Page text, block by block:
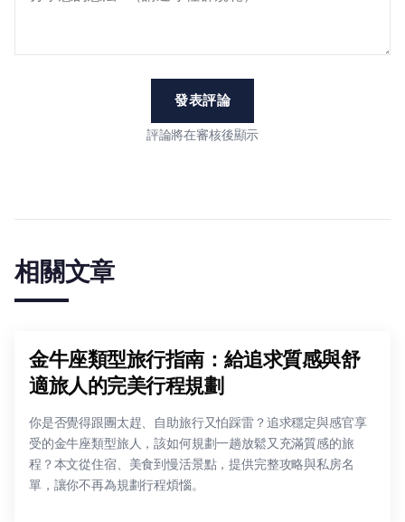
發表評論
評論將在審核後顯示
相關文章
金牛座類型旅行指南：給追求質感與舒
適旅人的完美行程規劃
你是否覺得跟團太趕、自助旅行又怕踩雷？追求穩定與感官享
受的金牛座類型旅人，該如何規劃一趟放鬆又充滿質感的旅
程？本文從住宿、美食到慢活景點，提供完整攻略與私房名
單，讓你不再為規劃行程煩惱。